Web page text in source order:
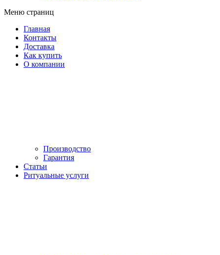
Меню страниц
Главная
Контакты
Доставка
Как купить
О компании
Производство
Гарантия
Статьи
Ритуальные услуги